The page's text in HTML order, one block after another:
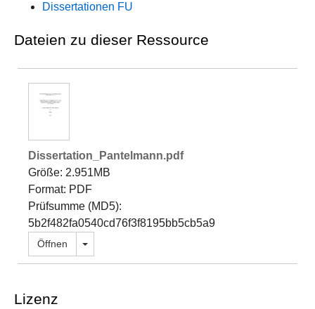
Dissertationen FU
Dateien zu dieser Ressource
Dissertation_Pantelmann.pdf
Größe: 2.951MB
Format: PDF
Prüfsumme (MD5):
5b2f482fa0540cd76f3f8195bb5cb5a9
Öffnen Dropdown öffnen
Lizenz